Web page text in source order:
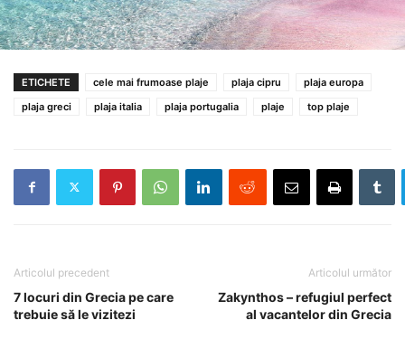
ETICHETE cele mai frumoase plaje plaja cipru
plaja europa
plaja greci
plaja italia plaja portugalia plaje top plaje
Articolul precedent
7 locuri din Grecia pe care
trebuie să le vizitezi
Articolul următor
Zakynthos – refugiul perfect
al vacantelor din Grecia